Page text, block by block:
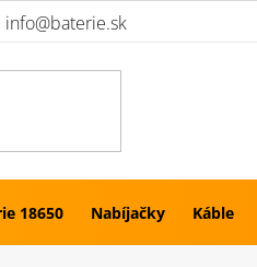
info@baterie.sk
18650 Nabíjačky Káble